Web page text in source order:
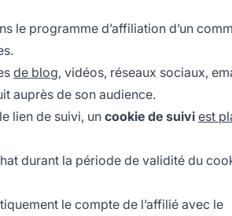
le programme d’affiliation d’un
de blog, vidéos, réseaux sociaux,
auprès de son audience.
lien de suivi, uncookie de suivi est
durant la période de validité du
le compte de l’affilié avec le